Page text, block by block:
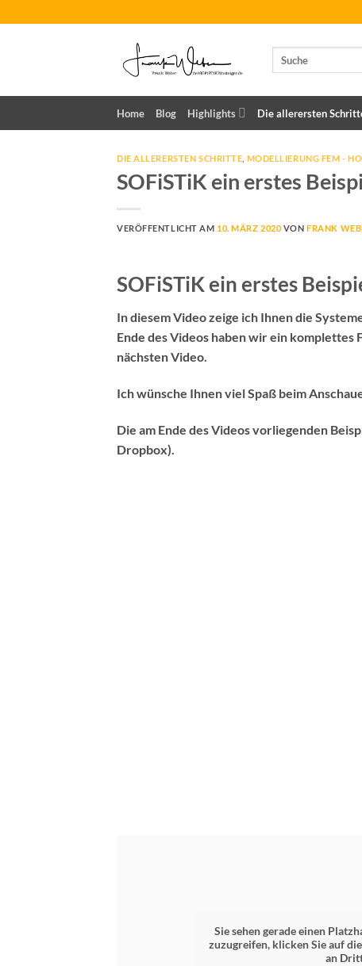
Home Blog Highlights Die allerersten
DIE ALLERERSTEN SCHRITTE MODELLIERUNG FEM -
SOFiSTiK ein erstes
VERÖFFENTLICHT AM 10. MÄRZ 2020 VONFRANK
SOFiSTiK ein erstes
In diesem Video zeige ich Ihnen die
Ende des Videos haben wir ein
nächsten Video.
Ich wünsche Ihnen viel Spaß beim
Die am Ende des Videos vorliegenden
Dropbox).
Sie sehen gerade einen
zuzugreifen, klicken Sie auf
an